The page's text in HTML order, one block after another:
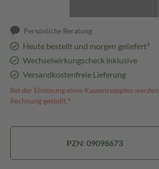
Persönliche Beratung
Heute bestellt und morgen geliefert³
Wechselwirkungscheck inklusive
Versandkostenfreie Lieferung
Bei der Einlösung eines Kassenrezeptes
Rechnung gestellt.⁴
PZN: 09098673